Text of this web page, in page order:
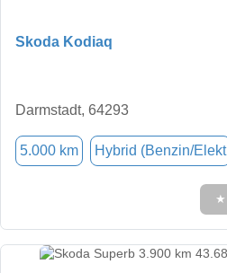
Skoda Kodiaq
Darmstadt, 64293
5.000 km Hybrid (Benzin/Elekt
★